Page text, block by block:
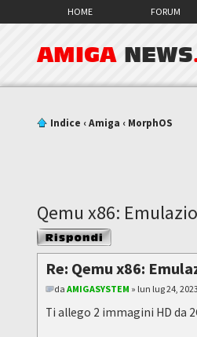
HOME FORUM
AMIGA NEWS
Indice ‹Amiga ‹ MorphOS
Qemu x86:
Rispondi al
messaggio
Re: Qemu x86:
daAMIGASYSTEM » lun lug 24,
Ti allego 2 immagini HD da